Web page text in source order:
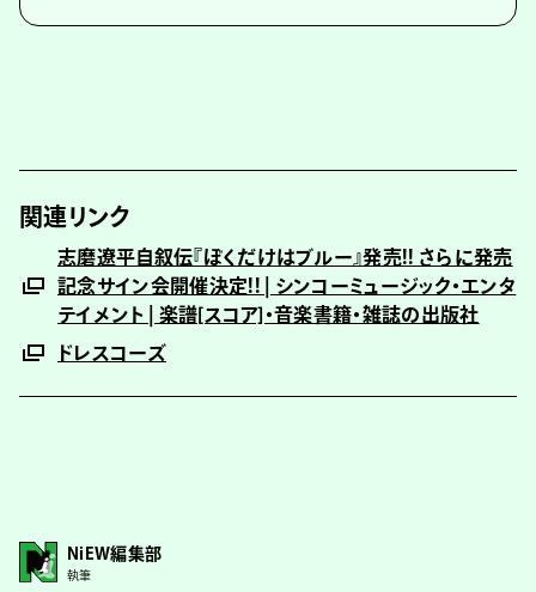
関連リンク
志磨遼平自叙伝『ぼくだけはブルー』発売!! さらに発売
記念サイン会開催決定!! | シンコーミュージック・エンタ
テイメント | 楽譜[スコア]・音楽書籍・雑誌の出版社
ドレスコーズ
NiEW編集部
執筆